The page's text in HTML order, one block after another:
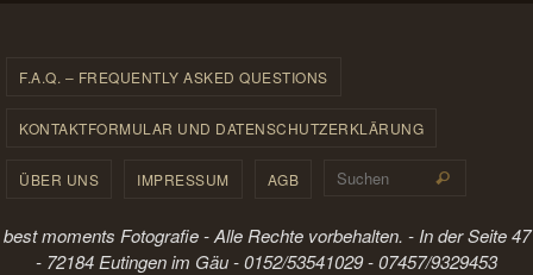
F.A.Q. – FREQUENTLY ASKED QUESTIONS
KONTAKTFORMULAR UND DATENSCHUTZERKLÄRUNG
ÜBER UNS IMPRESSUM AGB Suchen
best moments Fotografie - Alle Rechte vorbehalten. - In der Seite 47
- 72184 Eutingen im Gäu - 0152/53541029 - 07457/9329453